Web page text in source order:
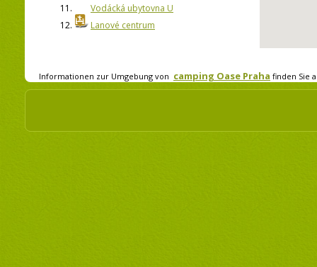
11.
Vodácká ubytovna U
12.
Lanové centrum
Informationen zur Umgebung von camping Oase Praha finden Sie